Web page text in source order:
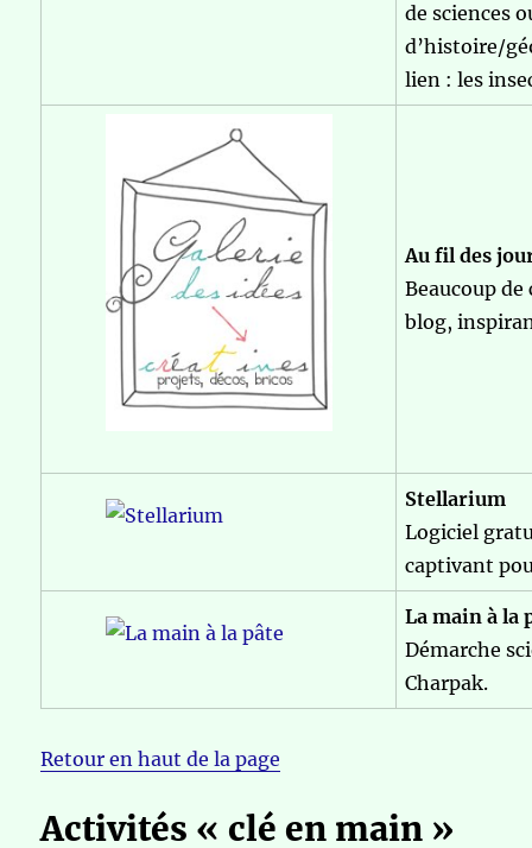
de sciences
d’histoire/
lien : les
Au fil des
Beaucoup
blog,
Stellarium
Logiciel
captivant
La main à la
Démarche
Charpak.
Retour en haut de la page
Activités « clé en main »